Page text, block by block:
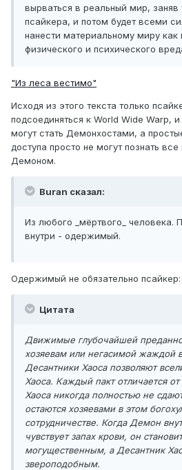
вырваться в реальный мир, заняв
псайкера, и потом будет всеми
нанести материальному миру
физического и психического
"Из леса вестимо"
Исходя из этого текста только
подсоединяться к World Wide Warp,
могут стать Демонхостами, а
доступа просто не могут познать
Демоном.
Buran сказал:
Из любого _мёртвого_ человека.
внутри - одержимый.
Одержимый не обязательно псайкер:
Цитата
Движимые глубочайшей
хозяевам или негасимой жаждой
Десантники Хаоса позволяют
Хаоса. Каждый пакт отличается
Хаоса никогда полностью не
остаются хозяевами в этом
сотрудничестве. Когда Демон
чувствует запах крови, он
могущественным, а Десантник
звероподобным.